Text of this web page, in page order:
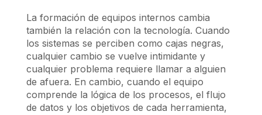
La formación de equipos internos cambia
también la relación con la tecnología. Cuando
los sistemas se perciben como cajas negras,
cualquier cambio se vuelve intimidante y
cualquier problema requiere llamar a alguien
de afuera. En cambio, cuando el equipo
comprende la lógica de los procesos, el flujo
de datos y los objetivos de cada herramienta,